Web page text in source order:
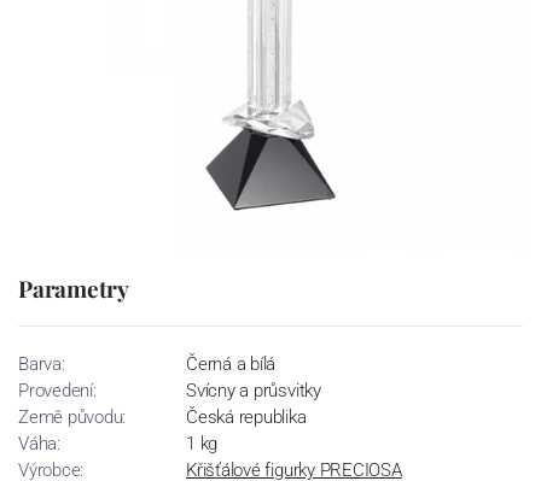
Parametry
Barva:
Černá a bílá
Provedení:
Svícny a průsvitky
Země původu:
Česká republika
Váha:
1 kg
Výrobce:
Křišťálové figurky PRECIOSA